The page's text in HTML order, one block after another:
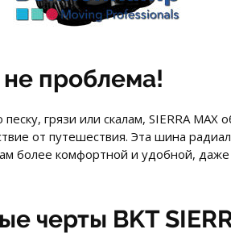
проблема!
грязи или скалам, SIERRA MAX
от путешествия. Эта шина
более комфортной и удобной,
черты BKT